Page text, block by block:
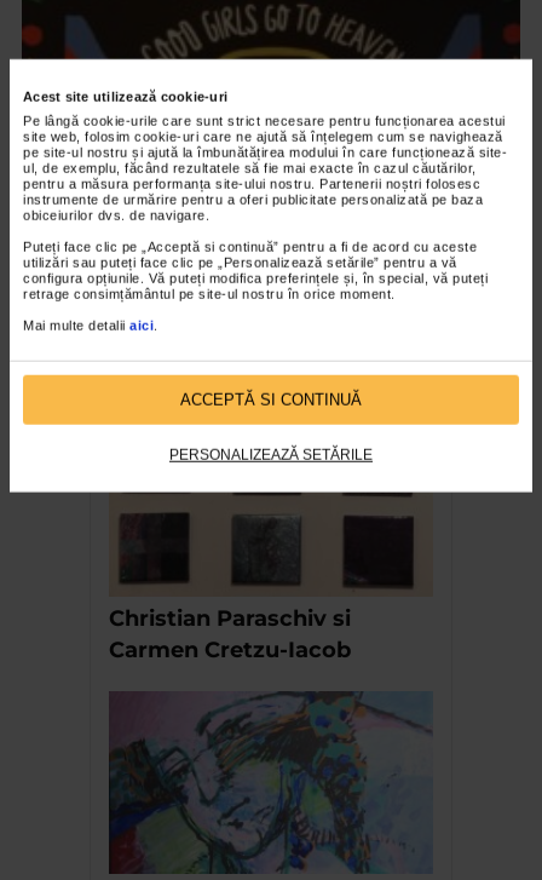
Acest site utilizează cookie-uri
Pe lângă cookie-urile care sunt strict necesare pentru funcționarea acestui
site web, folosim cookie-uri care ne ajută să înțelegem cum se navighează
pe site-ul nostru și ajută la îmbunătățirea modului în care funcționează site-
ul, de exemplu, făcând rezultatele să fie mai exacte în cazul căutărilor,
pentru a măsura performanța site-ului nostru. Partenerii noștri folosesc
instrumente de urmărire pentru a oferi publicitate personalizată pe baza
obiceiurilor dvs. de navigare.
Puteți face clic pe „Acceptă si continuă” pentru a fi de acord cu aceste
utilizări sau puteți face clic pe „Personalizează setările” pentru a vă
configura opțiunile. Vă puteți modifica preferințele și, în special, vă puteți
retrage consimțământul pe site-ul nostru în orice moment.
Mai multe detalii aici.
ACCEPTĂ SI CONTINUĂ
PERSONALIZEAZĂ SETĂRILE
ARTELE SPECTACOLULUI
Expozitia Martie la feminin
3.773 vizualizari
RECOMANDĂRI
Christian Paraschiv si
Carmen Cretzu-Iacob